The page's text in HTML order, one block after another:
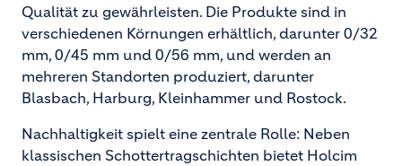
Qualität zu gewährleisten. Die Produkte sind in
verschiedenen Körnungen erhältlich, darunter 0/32
mm, 0/45 mm und 0/56 mm, und werden an
mehreren Standorten produziert, darunter
Blasbach, Harburg, Kleinhammer und Rostock.
Nachhaltigkeit spielt eine zentrale Rolle: Neben
klassischen Schottertragschichten bietet Holcim